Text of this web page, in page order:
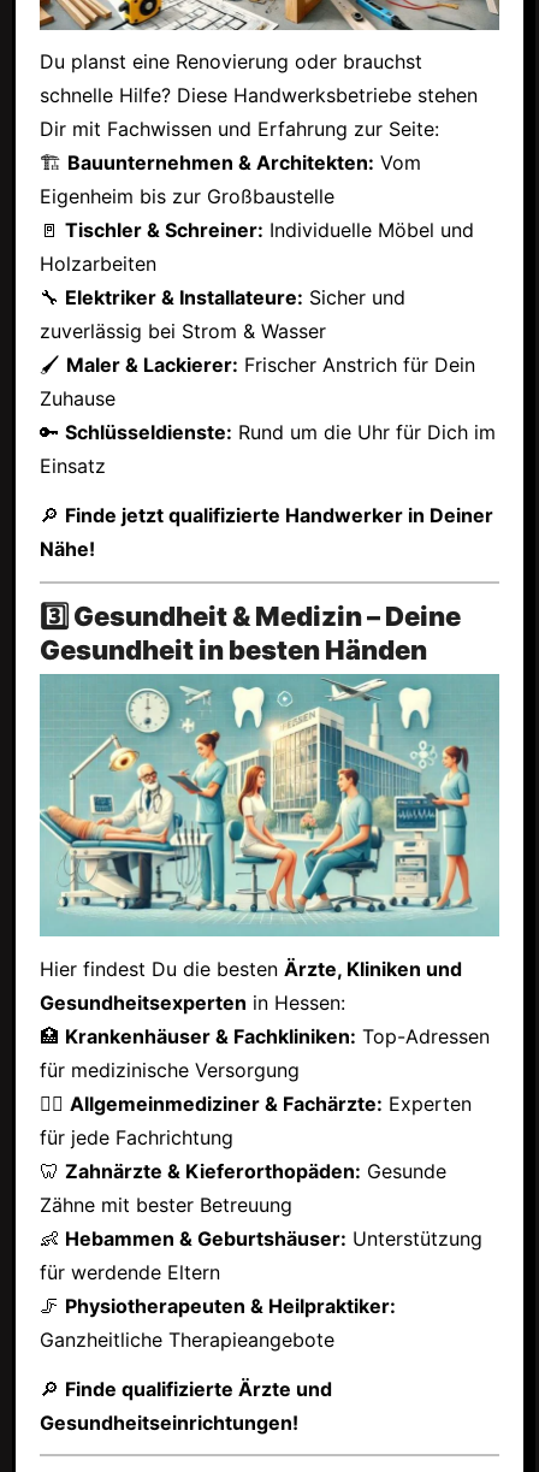
Du planst eine Renovierung oder brauchst
schnelle Hilfe? Diese Handwerksbetriebe stehen
Dir mit Fachwissen und Erfahrung zur Seite:
🏗 Bauunternehmen & Architekten: Vom
Eigenheim bis zur Großbaustelle
🚪 Tischler & Schreiner: Individuelle Möbel und
Holzarbeiten
🔧 Elektriker & Installateure: Sicher und
zuverlässig bei Strom & Wasser
🖌 Maler & Lackierer: Frischer Anstrich für Dein
Zuhause
🔑 Schlüsseldienste: Rund um die Uhr für Dich im
Einsatz
🔎 Finde jetzt qualifizierte Handwerker in Deiner
Nähe!
3️⃣ Gesundheit & Medizin – Deine
Gesundheit in besten Händen
Hier findest Du die besten Ärzte, Kliniken und
Gesundheitsexperten in Hessen:
🏥 Krankenhäuser & Fachkliniken: Top-Adressen
für medizinische Versorgung
👩‍⚕️ Allgemeinmediziner & Fachärzte: Experten
für jede Fachrichtung
🦷 Zahnärzte & Kieferorthopäden: Gesunde
Zähne mit bester Betreuung
👶 Hebammen & Geburtshäuser: Unterstützung
für werdende Eltern
🦵 Physiotherapeuten & Heilpraktiker:
Ganzheitliche Therapieangebote
🔎 Finde qualifizierte Ärzte und
Gesundheitseinrichtungen!